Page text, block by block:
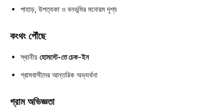
পাহাড়, উপত্যকা ও বনভূমির মনোরম দৃশ্য
কংথং পৌঁছে
স্থানীয় হোমস্টে-তে চেক-ইন
গ্রামবাসীদের আন্তরিক অভ্যর্থনা
গ্রাম অভিজ্ঞতা